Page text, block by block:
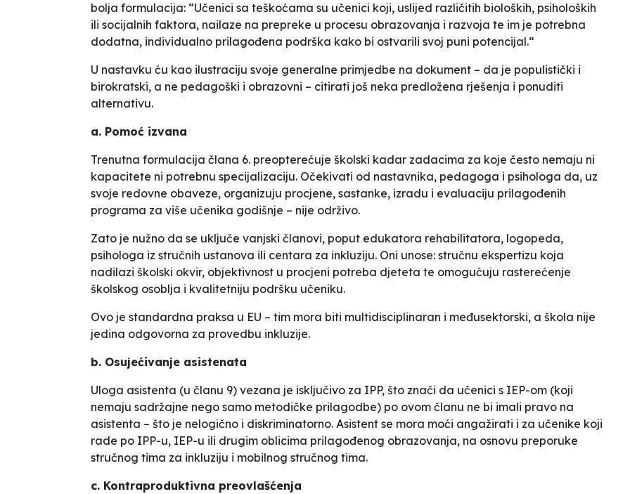
bolja formulacija: “Učenici sa teškoćama su učenici koji, uslijed različitih bioloških, psiholoških
ili socijalnih faktora, nailaze na prepreke u procesu obrazovanja i razvoja te im je potrebna
dodatna, individualno prilagođena podrška kako bi ostvarili svoj puni potencijal.“
U nastavku ću kao ilustraciju svoje generalne primjedbe na dokument – da je populistički i
birokratski, a ne pedagoški i obrazovni – citirati još neka predložena rješenja i ponuditi
alternativu.
a. Pomoć izvana
Trenutna formulacija člana 6. preopterećuje školski kadar zadacima za koje često nemaju ni
kapacitete ni potrebnu specijalizaciju. Očekivati od nastavnika, pedagoga i psihologa da, uz
svoje redovne obaveze, organizuju procjene, sastanke, izradu i evaluaciju prilagođenih
programa za više učenika godišnje – nije održivo.
Zato je nužno da se uključe vanjski članovi, poput edukatora rehabilitatora, logopeda,
psihologa iz stručnih ustanova ili centara za inkluziju. Oni unose: stručnu ekspertizu koja
nadilazi školski okvir, objektivnost u procjeni potreba djeteta te omogućuju rasterećenje
školskog osoblja i kvalitetniju podršku učeniku.
Ovo je standardna praksa u EU – tim mora biti multidisciplinaran i međusektorski, a škola nije
jedina odgovorna za provedbu inkluzije.
b. Osujećivanje asistenata
Uloga asistenta (u članu 9) vezana je isključivo za IPP, što znači da učenici s IEP-om (koji
nemaju sadržajne nego samo metodičke prilagodbe) po ovom članu ne bi imali pravo na
asistenta – što je nelogično i diskriminatorno. Asistent se mora moći angažirati i za učenike koji
rade po IPP-u, IEP-u ili drugim oblicima prilagođenog obrazovanja, na osnovu preporuke
stručnog tima za inkluziju i mobilnog stručnog tima.
c. Kontraproduktivna preovlašćenja